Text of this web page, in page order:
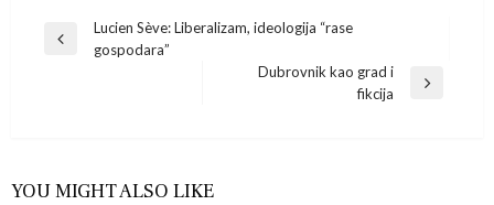
Navigacija
Previous
Lucien Sève: Liberalizam, ideologija “rase
gospodara”
Dubrovnik kao grad i
fikcija
YOU MIGHT ALSO LIKE